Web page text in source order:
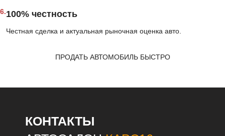
6.100% честность
Честная сделка и актуальная рыночная оценка авто.
ПРОДАТЬ АВТОМОБИЛЬ БЫСТРО
КОНТАКТЫ